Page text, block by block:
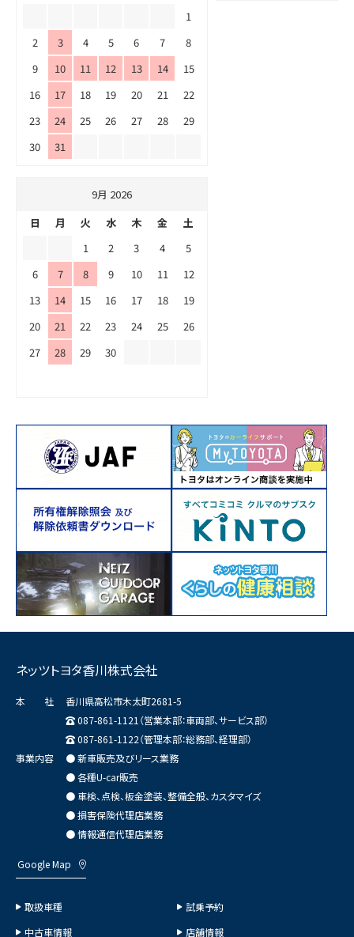
1
2
3 4 5 6 7
8
9
10 11 12 13 14
15
16
17 18 19 20 21
22
23
24 25 26 27 28
29
30
31
9月 2026
日
月 火 水 木 金
土
1
2 3 4
5
6
7 8 9 10 11
12
13
14 15 16 17 18
19
20
21 22 23 24 25
26
27
28 29 30
ネッツトヨタ香川株式会社
本 社
香川県高松市木太町2681-5
087-861-1121（営業本部：車両部、サービス部）
087-861-1122（管理本部：総務部、経理部）
事業内容
● 新車販売及びリース業務
● 各種U-car販売
● 車検、点検、板金塗装、整備全般、カスタマイズ
● 損害保険代理店業務
● 情報通信代理店業務
Google Map
取扱車種
試乗予約
中古車情報
店舗情報